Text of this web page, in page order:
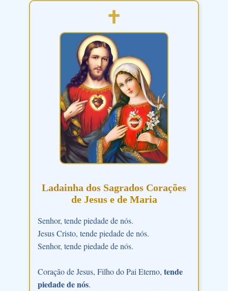
Ladainha dos Sagrados Corações
de Jesus e de Maria
Senhor, tende piedade de nós.
Jesus Cristo, tende piedade de nós.
Senhor, tende piedade de nós.
Coração de Jesus, Filho do Pai Eterno, tende
piedade de nós.